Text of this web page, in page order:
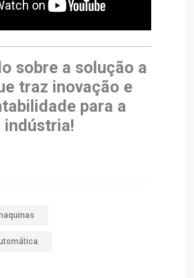
sobre a solução a
traz inovação e
para a
indústria!